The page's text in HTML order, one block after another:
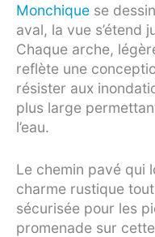
Monchique se
aval, la vue s’étend
Chaque arche,
reflète une
résister aux
plus large
l’eau.
Le chemin pavé qui
charme rustique
sécurisée pour les
promenade sur